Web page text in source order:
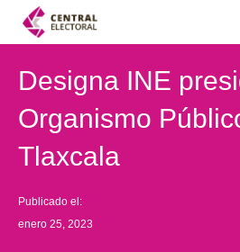
Designa INE
Organismo
Tlaxcala
Publicado el:
enero 25, 2023